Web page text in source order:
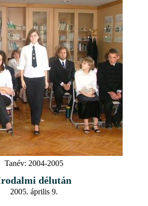
Tanév: 2004-2005
délután
2005. április 9.